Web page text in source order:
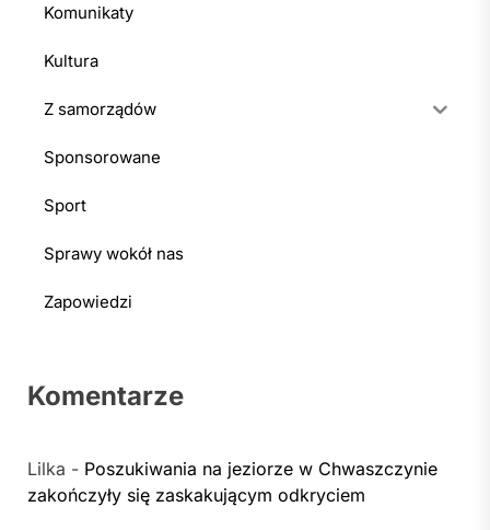
Komunikaty
Kultura
Z samorządów
Sponsorowane
Sport
Sprawy wokół nas
Zapowiedzi
Komentarze
Lilka - Poszukiwania na jeziorze w Chwaszczynie
zakończyły się zaskakującym odkryciem